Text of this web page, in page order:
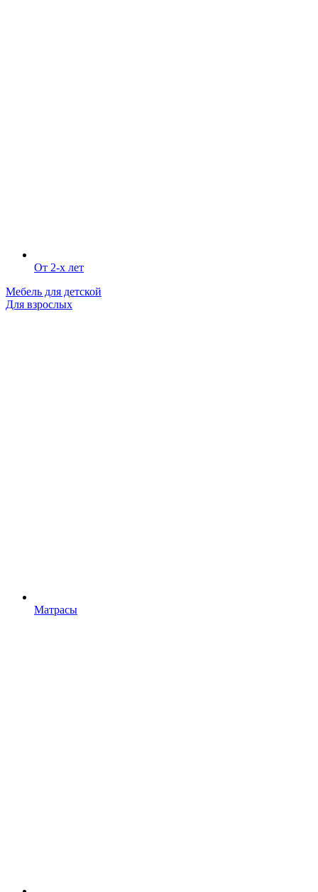
От 2-х лет
Мебель для детской
Для взрослых
Матрасы